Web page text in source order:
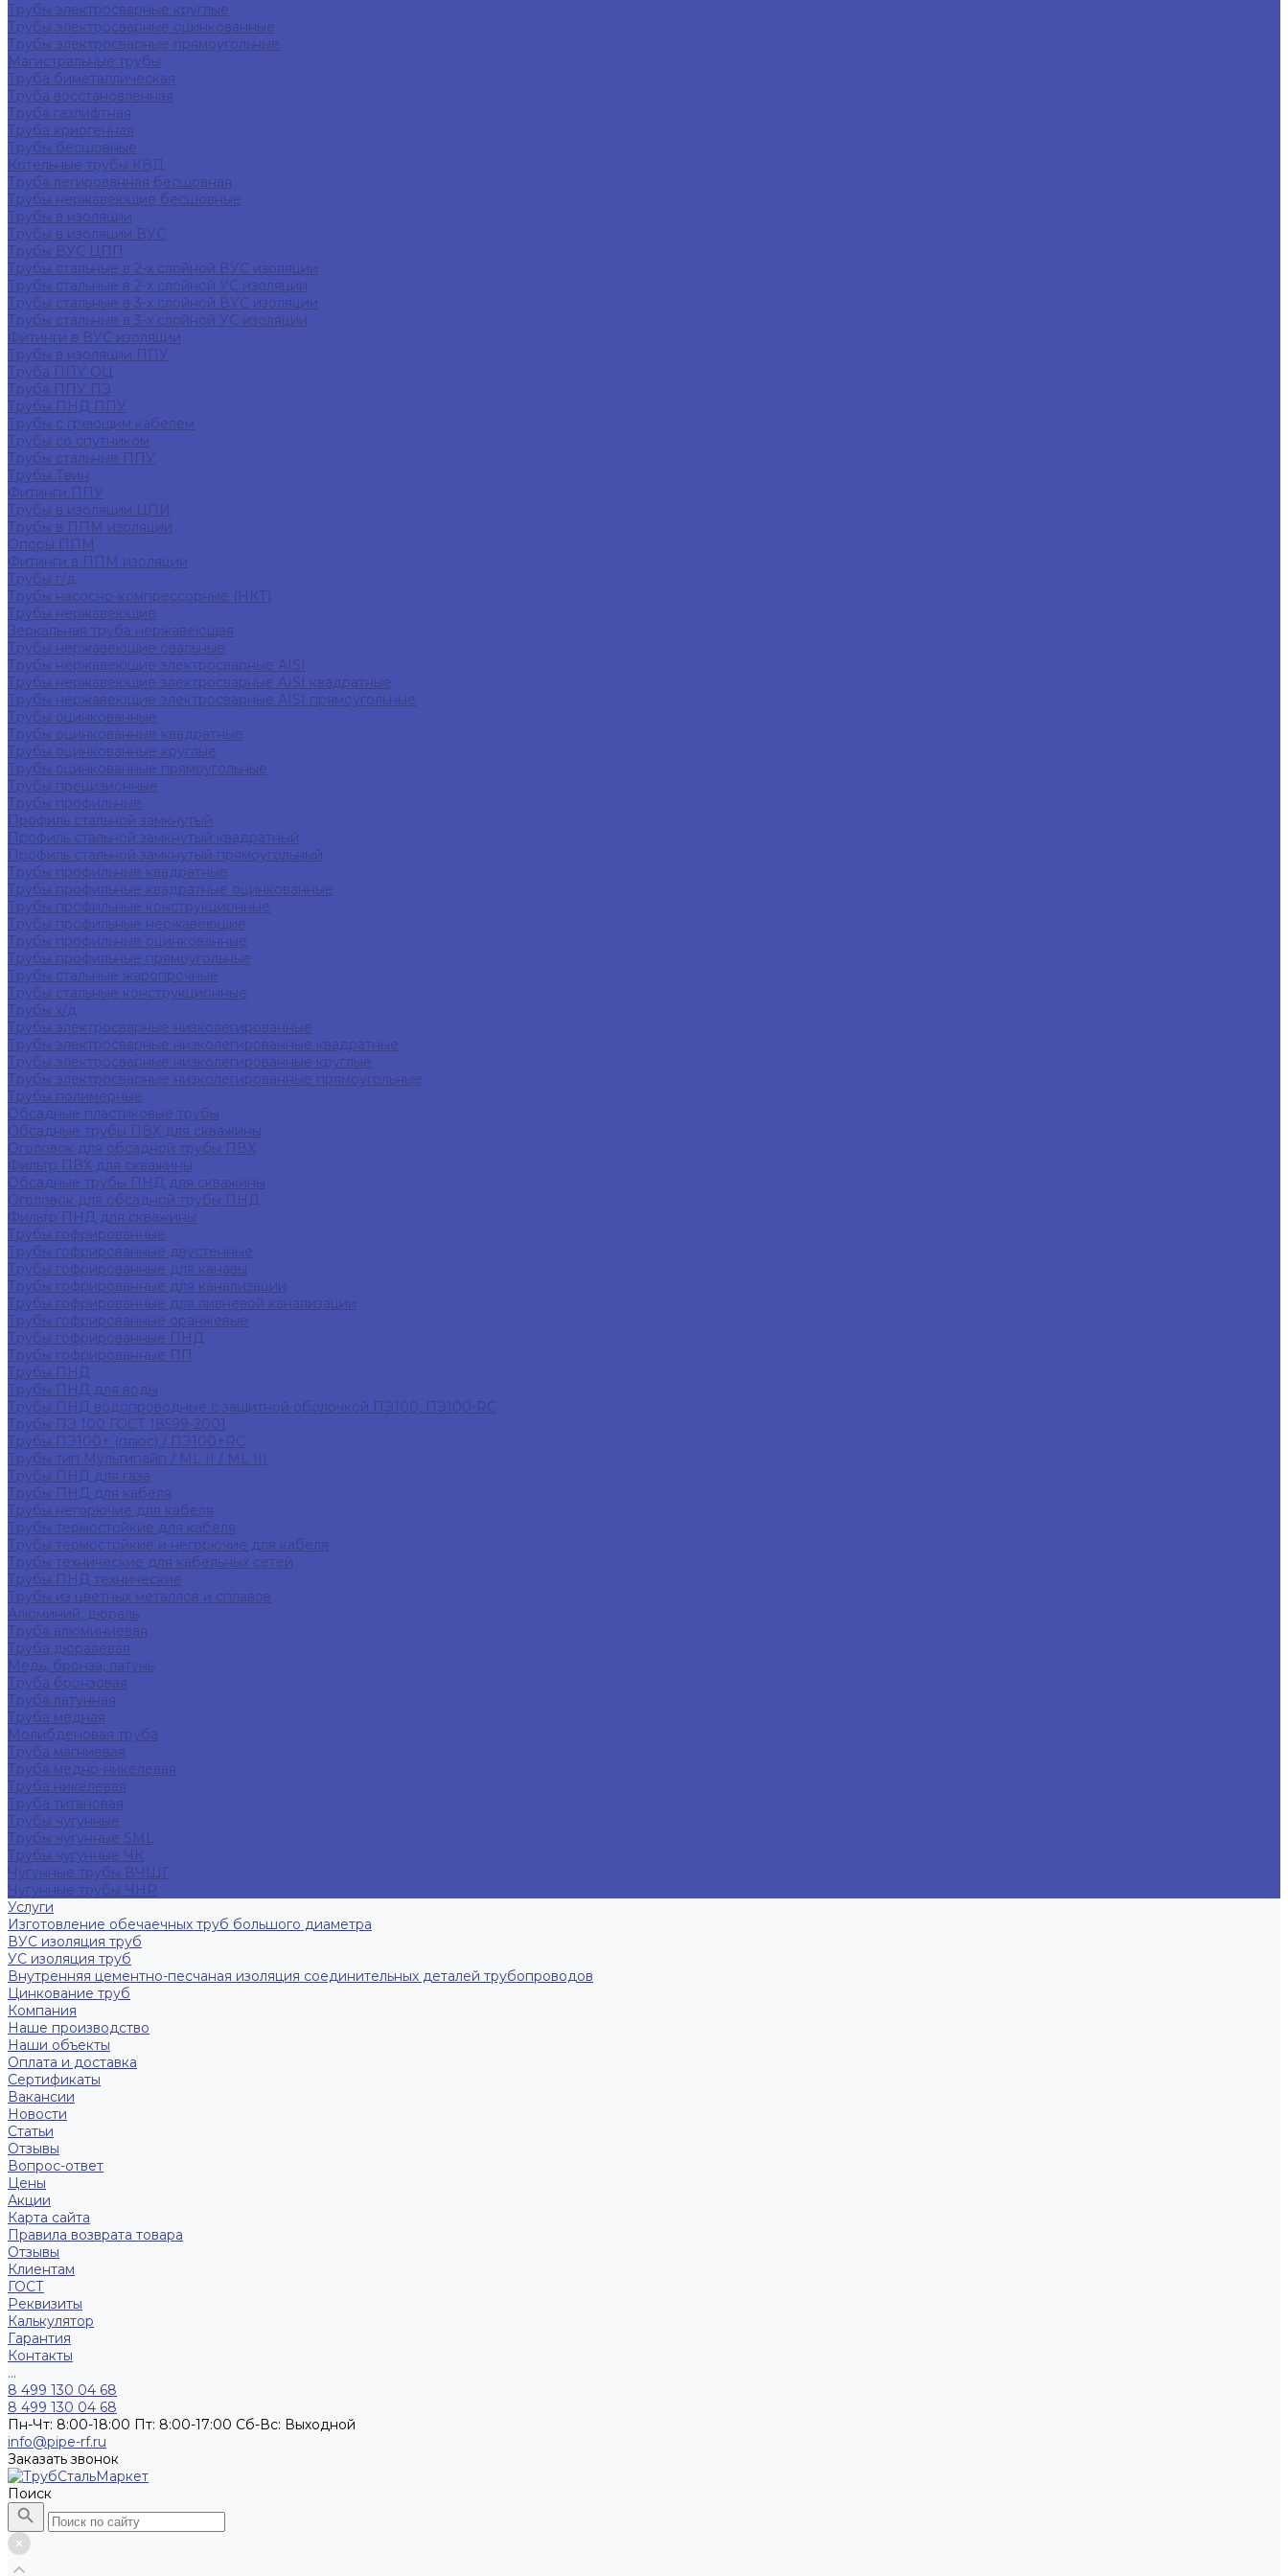
Трубы электросварные круглые
Трубы электросварные оцинкованные
Трубы электросварные прямоугольные
Магистральные трубы
Труба биметаллическая
Труба восстановленная
Труба газлифтная
Труба криогенная
Трубы бесшовные
Котельные трубы КВД
Труба легированная бесшовная
Трубы нержавеющие бесшовные
Трубы в изоляции
Трубы в изоляции ВУС
Трубы ВУС ЦПП
Трубы стальные в 2-х слойной ВУС изоляции
Трубы стальные в 2-х слойной УС изоляции
Трубы стальные в 3-х слойной ВУС изоляции
Трубы стальные в 3-х слойной УС изоляции
Фитинги в ВУС изоляции
Трубы в изоляции ППУ
Труба ППУ ОЦ
Труба ППУ ПЭ
Трубы ПНД ППУ
Трубы с греющим кабелем
Трубы со спутником
Трубы стальные ППУ
Трубы Твин
Фитинги ППУ
Трубы в изоляции ЦПИ
Трубы в ППМ изоляции
Опоры ППМ
Фитинги в ППМ изоляции
Трубы г/д
Трубы насосно-компрессорные (НКТ)
Трубы нержавеющие
Зеркальная труба нержавеющая
Трубы нержавеющие овальные
Трубы нержавеющие электросварные AISI
Трубы нержавеющие электросварные AISI квадратные
Трубы нержавеющие электросварные AISI прямоугольные
Трубы оцинкованные
Трубы оцинкованные квадратные
Трубы оцинкованные круглые
Трубы оцинкованные прямоугольные
Трубы прецизионные
Трубы профильные
Профиль стальной замкнутый
Профиль стальной замкнутый квадратный
Профиль стальной замкнутый прямоугольный
Трубы профильные квадратные
Трубы профильные квадратные оцинкованные
Трубы профильные конструкционные
Трубы профильные нержавеющие
Трубы профильные оцинкованные
Трубы профильные прямоугольные
Трубы стальные жаропрочные
Трубы стальные конструкционные
Трубы х/д
Трубы электросварные низколегированные
Трубы электросварные низколегированные квадратные
Трубы электросварные низколегированные круглые
Трубы электросварные низколегированные прямоугольные
Трубы полимерные
Обсадные пластиковые трубы
Обсадные трубы ПВХ для скважины
Оголовок для обсадной трубы ПВХ
Фильтр ПВХ для скважины
Обсадные трубы ПНД для скважины
Оголовок для обсадной трубы ПНД
Фильтр ПНД для скважины
Трубы гофрированные
Трубы гофрированные двустенные
Трубы гофрированные для канавы
Трубы гофрированные для канализации
Трубы гофрированные для ливневой канализации
Трубы гофрированные оранжевые
Трубы гофрированные ПНД
Трубы гофрированные ПП
Трубы ПНД
Трубы ПНД для воды
Трубы ПНД водопроводные с защитной оболочкой ПЭ100, ПЭ100-RC
Трубы ПЭ 100 ГОСТ 18599-2001
Трубы ПЭ100+ (плюс) / ПЭ100+RC
Трубы тип Мультипайп / ML II / ML III
Трубы ПНД для газа
Трубы ПНД для кабеля
Трубы негорючие для кабеля
Трубы термостойкие для кабеля
Трубы термостойкие и негорючие для кабеля
Трубы технические для кабельных сетей
Трубы ПНД технические
Трубы из цветных металлов и сплавов
Алюминий, дюраль
Труба алюминиевая
Труба дюралевая
Медь, бронза, латунь
Труба бронзовая
Труба латунная
Труба медная
Молибденовая труба
Труба магниевая
Труба медно-никелевая
Труба никелевая
Труба титановая
Трубы чугунные
Трубы чугунные SML
Трубы чугунные ЧК
Чугунные трубы ВЧШГ
Чугунные трубы ЧНР
Услуги
Изготовление обечаечных труб большого диаметра
ВУС изоляция труб
УС изоляция труб
Внутренняя цементно-песчаная изоляция соединительных деталей трубопроводов
Цинкование труб
Компания
Наше производство
Наши объекты
Оплата и доставка
Сертификаты
Вакансии
Новости
Статьи
Отзывы
Вопрос-ответ
Цены
Акции
Карта сайта
Правила возврата товара
Отзывы
Клиентам
ГОСТ
Реквизиты
Калькулятор
Гарантия
Контакты
...
8 499 130 04 68
8 499 130 04 68
Пн-Чт: 8:00-18:00 Пт: 8:00-17:00 Сб-Вс: Выходной
info@pipe-rf.ru
Заказать звонок
Поиск